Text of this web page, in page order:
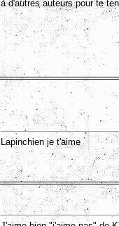
à d'autres auteurs pour te
Lapinchien je t'aime